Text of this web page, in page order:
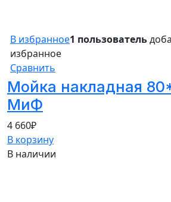
В избранное1 пользователь
избранное
Сравнить
Мойка накладная
МиФ
4 660₽
В корзину
В наличии